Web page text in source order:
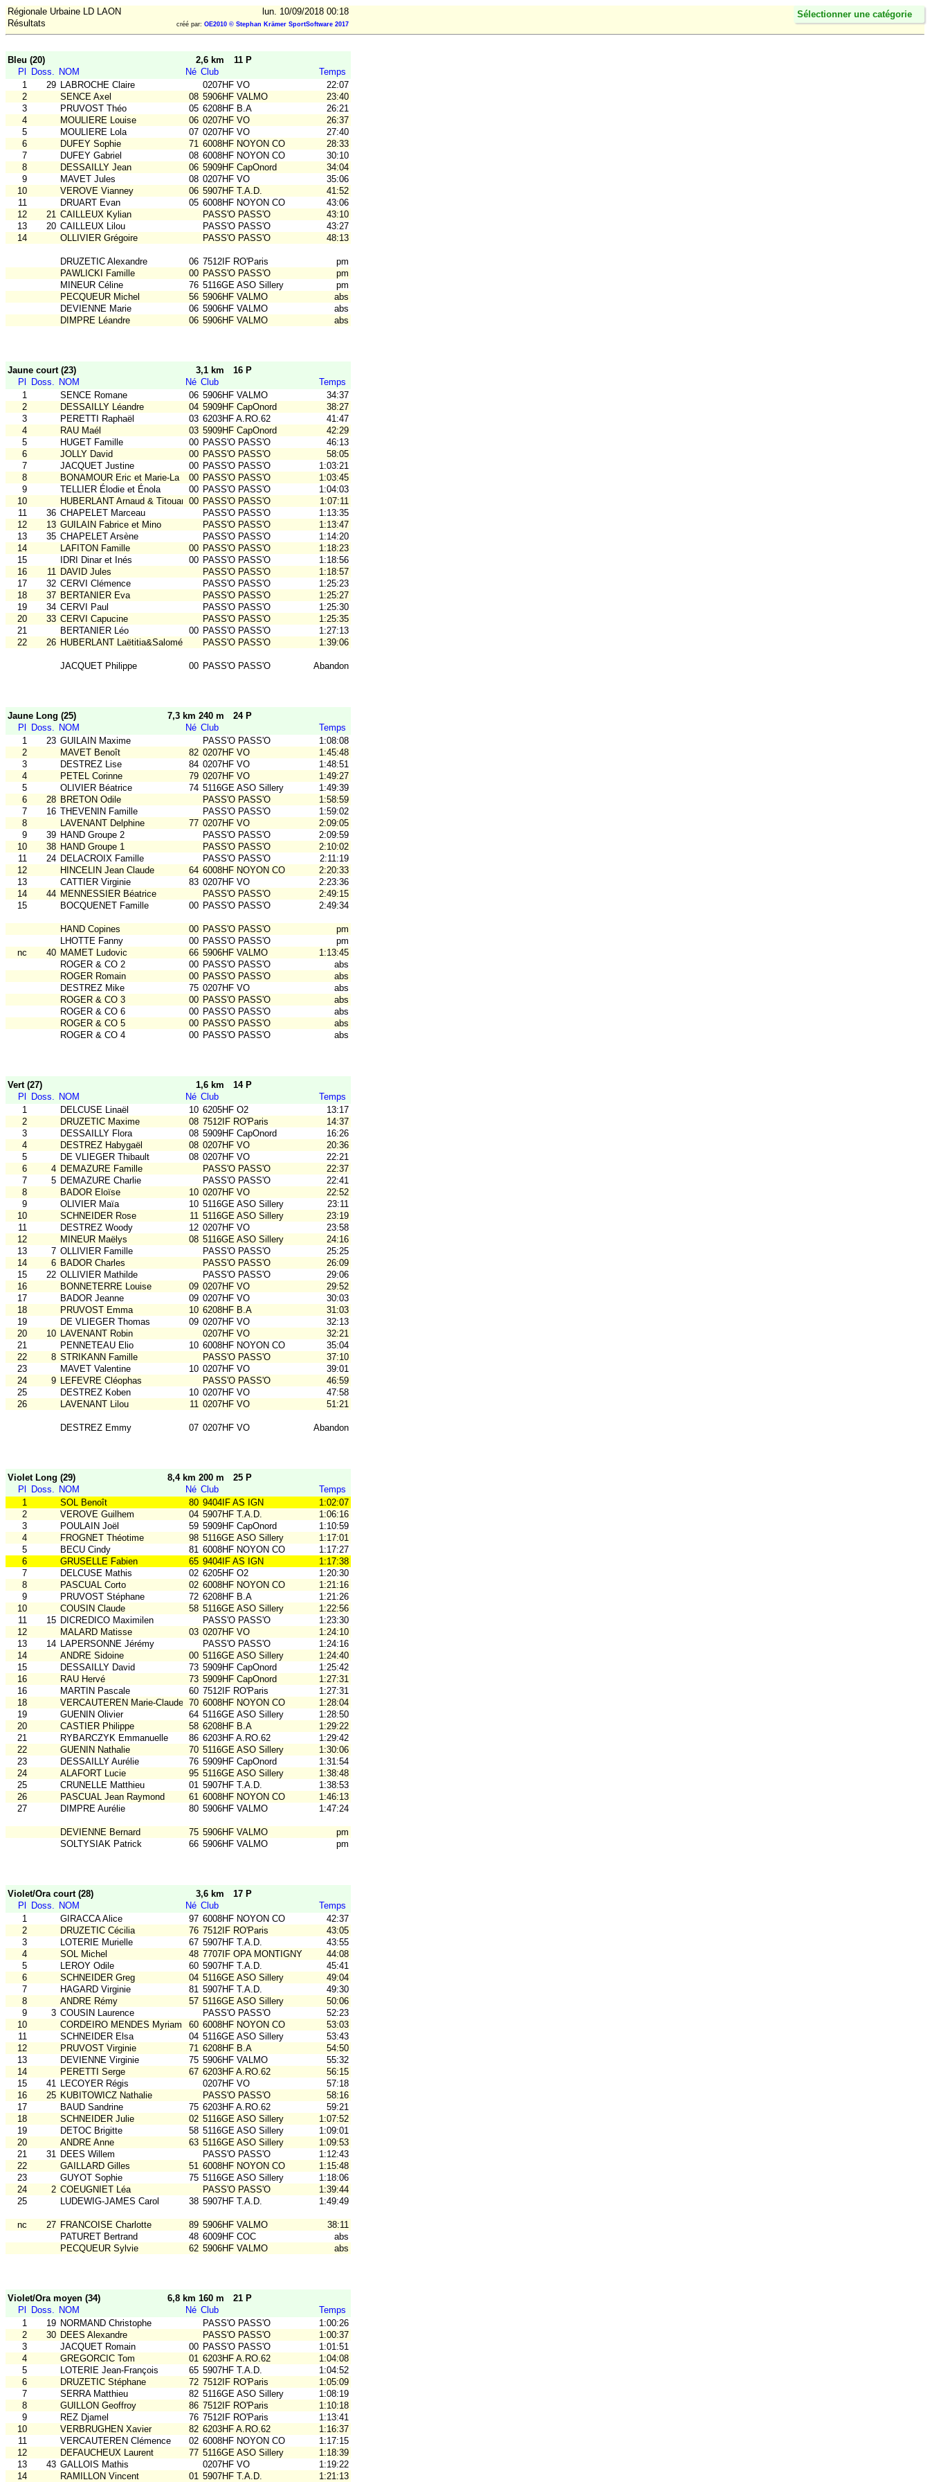
Régionale Urbaine LD LAON
lun. 10/09/2018 00:18
Résultats
créé par: OE2010 © Stephan Krämer SportSoftware 2017
Bleu (20) 2,6 km
11 P
Pl
Doss. NOM Né Club
Temps
1
29 LABROCHE Claire 0207HF VO
22:07
2
SENCE Axel 08 5906HF VALMO
23:40
3
PRUVOST Théo 05 6208HF B.A
26:21
4
MOULIERE Louise 06 0207HF VO
26:37
5
MOULIERE Lola 07 0207HF VO
27:40
6
DUFEY Sophie 71 6008HF NOYON CO
28:33
7
DUFEY Gabriel 08 6008HF NOYON CO
30:10
8
DESSAILLY Jean 06 5909HF CapOnord
34:04
9
MAVET Jules 08 0207HF VO
35:06
10
VEROVE Vianney 06 5907HF T.A.D.
41:52
11
DRUART Evan 05 6008HF NOYON CO
43:06
12
21 CAILLEUX Kylian PASS'O PASS'O
43:10
13
20 CAILLEUX Lilou PASS'O PASS'O
43:27
14
OLLIVIER Grégoire PASS'O PASS'O 48:13
DRUZETIC Alexandre 06 7512IF RO'Paris
pm
PAWLICKI Famille
00 PASS'O PASS'O
pm
MINEUR Céline
76 5116GE ASO Sillery
pm
PECQUEUR Michel
56 5906HF VALMO
abs
DEVIENNE Marie
06 5906HF VALMO
abs
DIMPRE Léandre
06 5906HF VALMO abs
Jaune court (23) 3,1 km
16 P
Pl
Doss. NOM Né Club
Temps
1
SENCE Romane 06 5906HF VALMO
34:37
2
DESSAILLY Léandre 04 5909HF CapOnord
38:27
3
PERETTI Raphaël 03 6203HF A.RO.62
41:47
4
RAU Maél 03 5909HF CapOnord
42:29
5
HUGET Famille 00 PASS'O PASS'O
46:13
6
JOLLY David 00 PASS'O PASS'O
58:05
7
JACQUET Justine 00 PASS'O PASS'O
1:03:21
8
BONAMOUR Eric et Marie-La 00 PASS'O PASS'O
1:03:45
9
TELLIER Élodie et Énola 00 PASS'O PASS'O
1:04:03
10
HUBERLANT Arnaud & Titouan 00 PASS'O PASS'O
1:07:11
11
36 CHAPELET Marceau PASS'O PASS'O
1:13:35
12
13 GUILAIN Fabrice et Mino PASS'O PASS'O
1:13:47
13
35 CHAPELET Arsène PASS'O PASS'O
1:14:20
14
LAFITON Famille 00 PASS'O PASS'O
1:18:23
15
IDRI Dinar et Inés 00 PASS'O PASS'O
1:18:56
16
11 DAVID Jules PASS'O PASS'O
1:18:57
17
32 CERVI Clémence PASS'O PASS'O
1:25:23
18
37 BERTANIER Eva PASS'O PASS'O
1:25:27
19
34 CERVI Paul PASS'O PASS'O
1:25:30
20
33 CERVI Capucine PASS'O PASS'O
1:25:35
21
BERTANIER Léo 00 PASS'O PASS'O
1:27:13
22
26 HUBERLANT Laëtitia&Salomé PASS'O PASS'O 1:39:06
JACQUET Philippe 00 PASS'O PASS'O Abandon
Jaune Long (25) 7,3 km 240 m
24 P
Pl
Doss. NOM Né Club
Temps
1
23 GUILAIN Maxime PASS'O PASS'O
1:08:08
2
MAVET Benoît 82 0207HF VO
1:45:48
3
DESTREZ Lise 84 0207HF VO
1:48:51
4
PETEL Corinne 79 0207HF VO
1:49:27
5
OLIVIER Béatrice 74 5116GE ASO Sillery
1:49:39
6
28 BRETON Odile PASS'O PASS'O
1:58:59
7
16 THEVENIN Famille PASS'O PASS'O
1:59:02
8
LAVENANT Delphine 77 0207HF VO
2:09:05
9
39 HAND Groupe 2 PASS'O PASS'O
2:09:59
10
38 HAND Groupe 1 PASS'O PASS'O
2:10:02
11
24 DELACROIX Famille PASS'O PASS'O
2:11:19
12
HINCELIN Jean Claude 64 6008HF NOYON CO
2:20:33
13
CATTIER Virginie 83 0207HF VO
2:23:36
14
44 MENNESSIER Béatrice PASS'O PASS'O
2:49:15
15
BOCQUENET Famille 00 PASS'O PASS'O 2:49:34
HAND Copines 00 PASS'O PASS'O
pm
LHOTTE Fanny
00 PASS'O PASS'O
pm
nc
40 MAMET Ludovic 66 5906HF VALMO
1:13:45
ROGER & CO 2
00 PASS'O PASS'O
abs
ROGER Romain
00 PASS'O PASS'O
abs
DESTREZ Mike
75 0207HF VO
abs
ROGER & CO 3
00 PASS'O PASS'O
abs
ROGER & CO 6
00 PASS'O PASS'O
abs
ROGER & CO 5
00 PASS'O PASS'O
abs
ROGER & CO 4
00 PASS'O PASS'O abs
Vert (27) 1,6 km
14 P
Pl
Doss. NOM Né Club
Temps
1
DELCUSE Linaël 10 6205HF O2
13:17
2
DRUZETIC Maxime 08 7512IF RO'Paris
14:37
3
DESSAILLY Flora 08 5909HF CapOnord
16:26
4
DESTREZ Habygaël 08 0207HF VO
20:36
5
DE VLIEGER Thibault 08 0207HF VO
22:21
6
4 DEMAZURE Famille PASS'O PASS'O
22:37
7
5 DEMAZURE Charlie PASS'O PASS'O
22:41
8
BADOR Eloïse 10 0207HF VO
22:52
9
OLIVIER Maïa 10 5116GE ASO Sillery
23:11
10
SCHNEIDER Rose 11 5116GE ASO Sillery
23:19
11
DESTREZ Woody 12 0207HF VO
23:58
12
MINEUR Maëlys 08 5116GE ASO Sillery
24:16
13
7 OLLIVIER Famille PASS'O PASS'O
25:25
14
6 BADOR Charles PASS'O PASS'O
26:09
15
22 OLLIVIER Mathilde PASS'O PASS'O
29:06
16
BONNETERRE Louise 09 0207HF VO
29:52
17
BADOR Jeanne 09 0207HF VO
30:03
18
PRUVOST Emma 10 6208HF B.A
31:03
19
DE VLIEGER Thomas 09 0207HF VO
32:13
20
10 LAVENANT Robin 0207HF VO
32:21
21
PENNETEAU Elio 10 6008HF NOYON CO
35:04
22
8 STRIKANN Famille PASS'O PASS'O
37:10
23
MAVET Valentine 10 0207HF VO
39:01
24
9 LEFEVRE Cléophas PASS'O PASS'O
46:59
25
DESTREZ Koben 10 0207HF VO
47:58
26
LAVENANT Lilou 11 0207HF VO 51:21
DESTREZ Emmy 07 0207HF VO Abandon
Violet Long (29) 8,4 km 200 m
25 P
Pl
Doss. NOM Né Club
Temps
1
SOL Benoît 80 9404IF AS IGN
1:02:07
2
VEROVE Guilhem 04 5907HF T.A.D.
1:06:16
3
POULAIN Joël 59 5909HF CapOnord
1:10:59
4
FROGNET Théotime 98 5116GE ASO Sillery
1:17:01
5
BECU Cindy 81 6008HF NOYON CO
1:17:27
6
GRUSELLE Fabien 65 9404IF AS IGN
1:17:38
7
DELCUSE Mathis 02 6205HF O2
1:20:30
8
PASCUAL Corto 02 6008HF NOYON CO
1:21:16
9
PRUVOST Stéphane 72 6208HF B.A
1:21:26
10
COUSIN Claude 58 5116GE ASO Sillery
1:22:56
11
15 DICREDICO Maximilen PASS'O PASS'O
1:23:30
12
MALARD Matisse 03 0207HF VO
1:24:10
13
14 LAPERSONNE Jérémy PASS'O PASS'O
1:24:16
14
ANDRE Sidoine 00 5116GE ASO Sillery
1:24:40
15
DESSAILLY David 73 5909HF CapOnord
1:25:42
16
RAU Hervé 73 5909HF CapOnord
1:27:31
16
MARTIN Pascale 60 7512IF RO'Paris
1:27:31
18
VERCAUTEREN Marie-Claude 70 6008HF NOYON CO
1:28:04
19
GUENIN Olivier 64 5116GE ASO Sillery
1:28:50
20
CASTIER Philippe 58 6208HF B.A
1:29:22
21
RYBARCZYK Emmanuelle 86 6203HF A.RO.62
1:29:42
22
GUENIN Nathalie 70 5116GE ASO Sillery
1:30:06
23
DESSAILLY Aurélie 76 5909HF CapOnord
1:31:54
24
ALAFORT Lucie 95 5116GE ASO Sillery
1:38:48
25
CRUNELLE Matthieu 01 5907HF T.A.D.
1:38:53
26
PASCUAL Jean Raymond 61 6008HF NOYON CO
1:46:13
27
DIMPRE Aurélie 80 5906HF VALMO 1:47:24
DEVIENNE Bernard 75 5906HF VALMO
pm
SOLTYSIAK Patrick
66 5906HF VALMO pm
Violet/Ora court (28) 3,6 km
17 P
Pl
Doss. NOM Né Club
Temps
1
GIRACCA Alice 97 6008HF NOYON CO
42:37
2
DRUZETIC Cécilia 76 7512IF RO'Paris
43:05
3
LOTERIE Murielle 67 5907HF T.A.D.
43:55
4
SOL Michel 48 7707IF OPA MONTIGNY
44:08
5
LEROY Odile 60 5907HF T.A.D.
45:41
6
SCHNEIDER Greg 04 5116GE ASO Sillery
49:04
7
HAGARD Virginie 81 5907HF T.A.D.
49:30
8
ANDRE Rémy 57 5116GE ASO Sillery
50:06
9
3 COUSIN Laurence PASS'O PASS'O
52:23
10
CORDEIRO MENDES Myriam 60 6008HF NOYON CO
53:03
11
SCHNEIDER Elsa 04 5116GE ASO Sillery
53:43
12
PRUVOST Virginie 71 6208HF B.A
54:50
13
DEVIENNE Virginie 75 5906HF VALMO
55:32
14
PERETTI Serge 67 6203HF A.RO.62
56:15
15
41 LECOYER Régis 0207HF VO
57:18
16
25 KUBITOWICZ Nathalie PASS'O PASS'O
58:16
17
BAUD Sandrine 75 6203HF A.RO.62
59:21
18
SCHNEIDER Julie 02 5116GE ASO Sillery
1:07:52
19
DETOC Brigitte 58 5116GE ASO Sillery
1:09:01
20
ANDRE Anne 63 5116GE ASO Sillery
1:09:53
21
31 DEES Willem PASS'O PASS'O
1:12:43
22
GAILLARD Gilles 51 6008HF NOYON CO
1:15:48
23
GUYOT Sophie 75 5116GE ASO Sillery
1:18:06
24
2 COEUGNIET Léa PASS'O PASS'O
1:39:44
25
LUDEWIG-JAMES Carol 38 5907HF T.A.D. 1:49:49
nc 27 FRANCOISE Charlotte 89 5906HF VALMO
38:11
PATURET Bertrand
48 6009HF COC
abs
PECQUEUR Sylvie
62 5906HF VALMO abs
Violet/Ora moyen (34) 6,8 km 160 m
21 P
Pl
Doss. NOM Né Club
Temps
1
19 NORMAND Christophe PASS'O PASS'O
1:00:26
2
30 DEES Alexandre PASS'O PASS'O
1:00:37
3
JACQUET Romain 00 PASS'O PASS'O
1:01:51
4
GREGORCIC Tom 01 6203HF A.RO.62
1:04:08
5
LOTERIE Jean-François 65 5907HF T.A.D.
1:04:52
6
DRUZETIC Stéphane 72 7512IF RO'Paris
1:05:09
7
SERRA Matthieu 82 5116GE ASO Sillery
1:08:19
8
GUILLON Geoffroy 86 7512IF RO'Paris
1:10:18
9
REZ Djamel 76 7512IF RO'Paris
1:13:41
10
VERBRUGHEN Xavier 82 6203HF A.RO.62
1:16:37
11
VERCAUTEREN Clémence 02 6008HF NOYON CO
1:17:15
12
DEFAUCHEUX Laurent 77 5116GE ASO Sillery
1:18:39
13
43 GALLOIS Mathis 0207HF VO
1:19:22
14
RAMILLON Vincent 01 5907HF T.A.D. 1:21:13
Sélectionner une catégorie